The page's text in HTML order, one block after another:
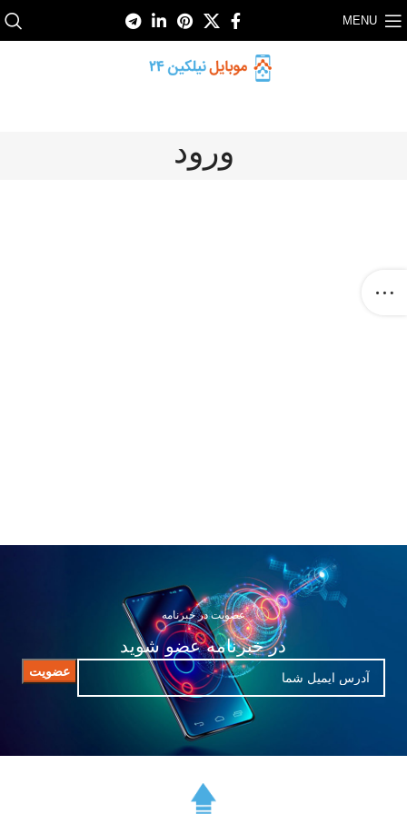
MENU
ورود
عضویت در خبرنامه
در خبرنامه عضو شوید